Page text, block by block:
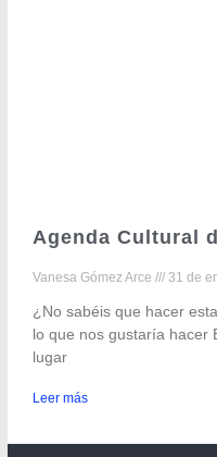
Agenda Cultural
Vanesa Gómez Arce 31 de
¿No sabéis que hacer
lo que nos gustaría hacer
lugar
Leer más